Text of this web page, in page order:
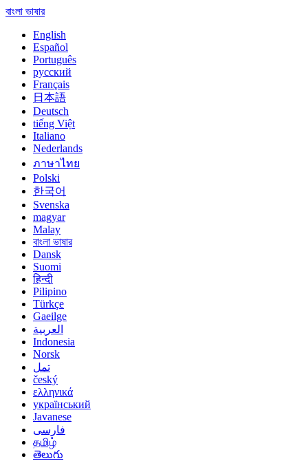
বাংলা ভাষার
English
Español
Português
русский
Français
日本語
Deutsch
tiếng Việt
Italiano
Nederlands
ภาษาไทย
Polski
한국어
Svenska
magyar
Malay
বাংলা ভাষার
Dansk
Suomi
हिन्दी
Pilipino
Türkçe
Gaeilge
العربية
Indonesia
Norsk‎
تمل
český
ελληνικά
український
Javanese
فارسی
தமிழ்
తెలుగు